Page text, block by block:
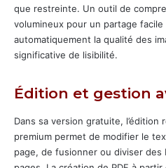
que restreinte. Un outil de
volumineux pour un partage
automatiquement la qualité des
significative de lisibilité.
Édition et gestion
Dans sa version gratuite, l’édition
premium permet de modifier le
page, de fusionner ou diviser des